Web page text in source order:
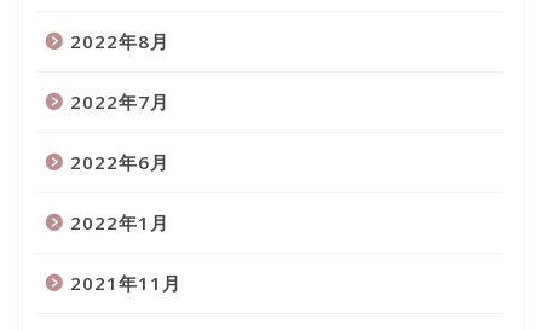
2022年8月
2022年7月
2022年6月
2022年1月
2021年11月